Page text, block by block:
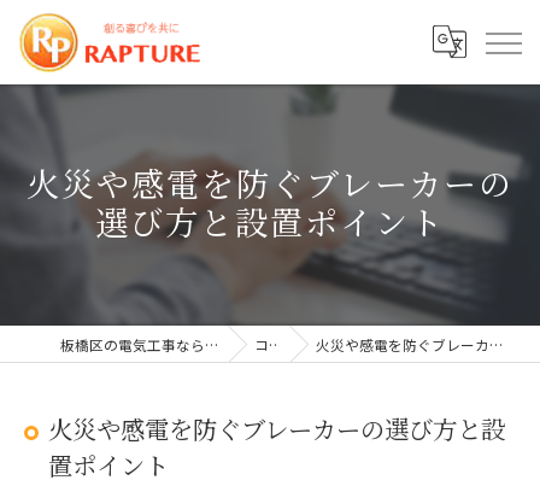
火災や感電を防ぐブレーカーの
選び方と設置ポイント
板橋区の電気工事なら株式会社ラプチャー コラム 火災や感電を防ぐブレーカーの選び方と設置ポイント
火災や感電を防ぐブレーカーの選び方と設
置ポイント